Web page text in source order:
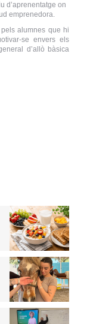
d’aprenentatge on
emprenedora.
alumnes que hi
se envers els
d’allò bàsica